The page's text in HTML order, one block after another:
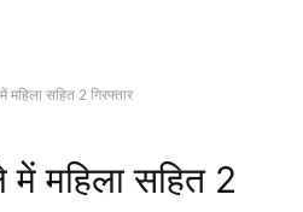
महिला सहित 2 गिरफ्तार
महिला सहित 2